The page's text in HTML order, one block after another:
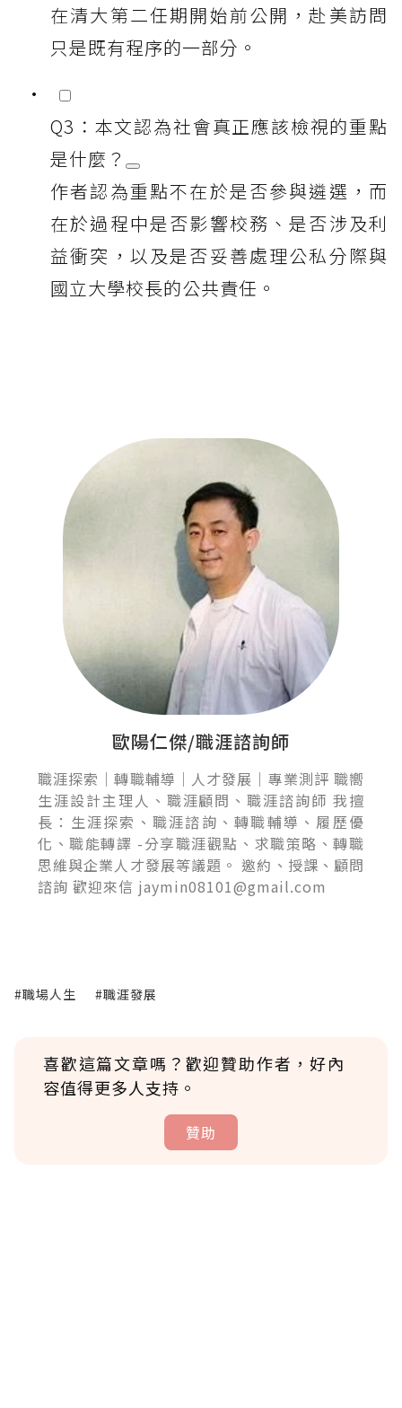
在清大第二任期開始前公開，赴美訪問
只是既有程序的一部分。
Q3：本文認為社會真正應該檢視的重點
是什麼？
作者認為重點不在於是否參與遴選，而
在於過程中是否影響校務、是否涉及利
益衝突，以及是否妥善處理公私分際與
國立大學校長的公共責任。
歐陽仁傑/職涯諮詢師
職涯探索｜轉職輔導｜人才發展｜專業測評 職嚮
生涯設計主理人、職涯顧問、職涯諮詢師 我擅
長：生涯探索、職涯諮詢、轉職輔導、履歷優
化、職能轉譯 -分享職涯觀點、求職策略、轉職
思維與企業人才發展等議題。 邀約、授課、顧問
諮詢 歡迎來信 jaymin08101@gmail.com
#職場人生 #職涯發展
喜歡這篇文章嗎？歡迎贊助作者，好內
容值得更多人支持。
贊助